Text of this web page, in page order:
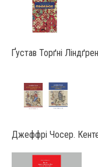
Ґустав Торґні
Джеффрі Чосер.